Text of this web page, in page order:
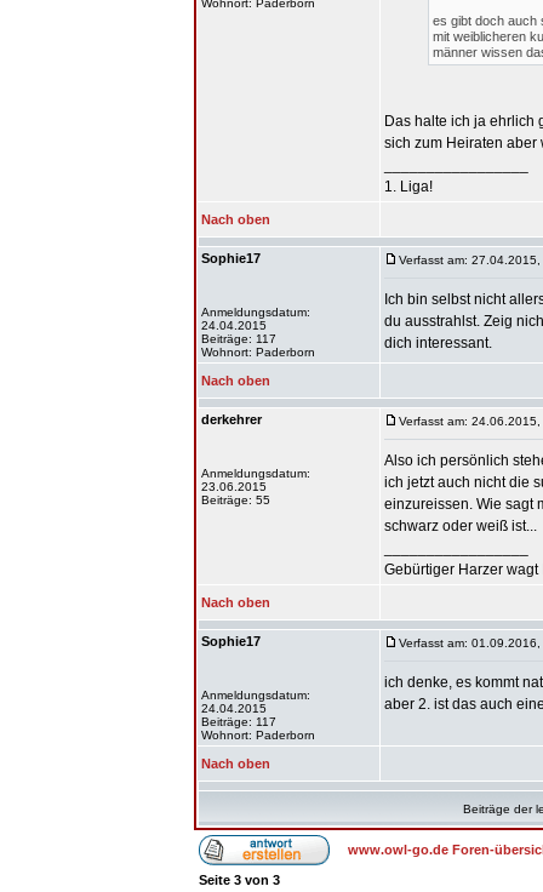
Wohnort: Paderborn
es gibt doch auch
mit weiblicheren
männer wissen
Das halte ich ja ehrlich
sich zum Heiraten aber
1. Liga!
Nach oben
Sophie17
Anmeldungsdatum:
24.04.2015
Beiträge: 117
Wohnort: Paderborn
Verfasst am:
Ich bin selbst nicht
du ausstrahlst. Zeig
dich interessant.
Nach oben
derkehrer
Anmeldungsdatum:
23.06.2015
Beiträge: 55
Verfasst am:
Also ich persönlich
ich jetzt auch nicht die
einzureissen. Wie sagt
schwarz oder weiß ist...
Gebürtiger Harzer
Nach oben
Sophie17
Anmeldungsdatum:
24.04.2015
Beiträge: 117
Wohnort: Paderborn
Verfasst am:
ich denke, es kommt
aber 2. ist das auch
Nach oben
Beiträge der
www.owl-go.de Foren-
Seite 3 von 3